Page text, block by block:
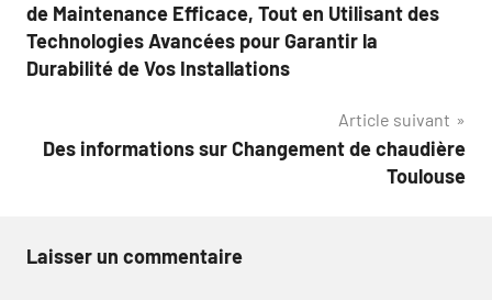
l’article
de Maintenance Efficace, Tout en Utilisant des
Technologies Avancées pour Garantir la
Durabilité de Vos Installations
Article suivant
Des informations sur Changement de chaudière
Toulouse
Laisser un commentaire